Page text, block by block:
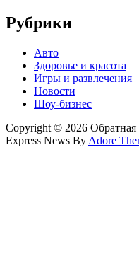
Рубрики
Авто
Здоровье и красота
Игры и развлечения
Новости
Шоу-бизнес
Copyright © 2026 Обратная
Express News By Adore